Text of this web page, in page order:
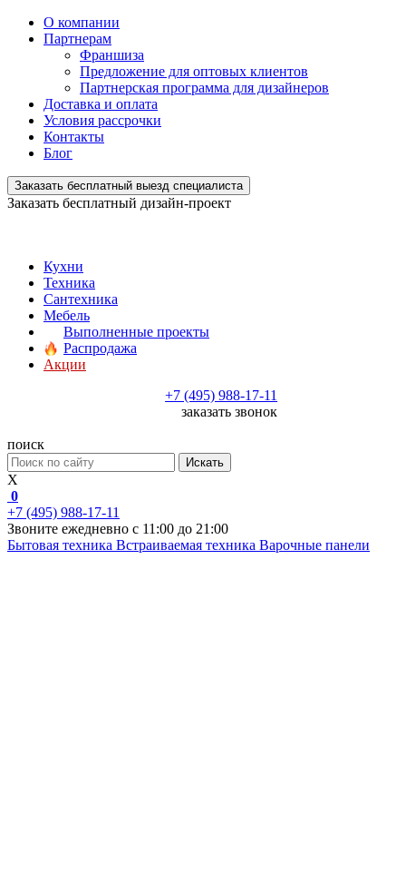
О компании
Партнерам
Франшиза
Предложение для оптовых клиентов
Партнерская программа для дизайнеров
Доставка и оплата
Условия рассрочки
Контакты
Блог
Заказать бесплатный выезд специалиста
Заказать бесплатный дизайн-проект
Кухни
Техника
Сантехника
Мебель
Выполненные проекты
Распродажа
Акции
+7 (495) 988-17-11
заказать звонок
поиск
Искать
X
0
+7 (495) 988-17-11
Звоните ежедневно с 11:00 до 21:00
Бытовая техника Встраиваемая техника Варочные панели